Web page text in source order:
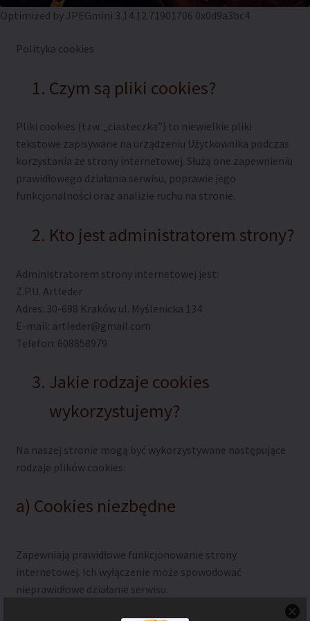
Polityka coockies
Polityka prywatności
Polityka zwrotów
Regulamin sklepu
Sklep
Warunki dostawy
Zamówienie
Optimized by JPEGmini 3.14.12.71901706 0x0d9a3bc4
Polityka cookies
Czym są pliki cookies?
Pliki cookies (tzw. „ciasteczka”) to niewielkie pliki
tekstowe zapisywane na urządzeniu Użytkownika podczas
korzystania ze strony internetowej. Służą one zapewnieniu
prawidłowego działania serwisu, poprawie jego
funkcjonalności oraz analizie ruchu na stronie.
Kto jest administratorem strony?
Administratorem strony internetowej jest:
Z.P.U. Artleder
Adres: 30-698 Kraków ul. Myślenicka 134
E-mail: artleder@gmail.com
Telefon: 608858979
Jakie rodzaje cookies
wykorzystujemy?
Na naszej stronie mogą być wykorzystywane następujące
rodzaje plików cookies:
a) Cookies niezbędne
Zapewniają prawidłowe funkcjonowanie strony
internetowej. Ich wyłączenie może spowodować
nieprawidłowe działanie serwisu.